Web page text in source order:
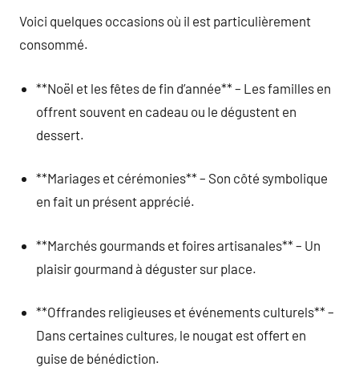
Voici quelques occasions où il est particulièrement
consommé.
**Noël et les fêtes de fin d’année** – Les familles en
offrent souvent en cadeau ou le dégustent en
dessert.
**Mariages et cérémonies** – Son côté symbolique
en fait un présent apprécié.
**Marchés gourmands et foires artisanales** – Un
plaisir gourmand à déguster sur place.
**Offrandes religieuses et événements culturels** –
Dans certaines cultures, le nougat est offert en
guise de bénédiction.